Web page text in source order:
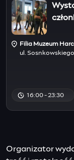
Filia Muzeum
ul.
16:00 - 23:30
Organizator